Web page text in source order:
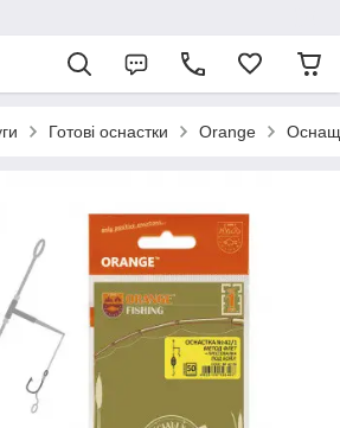
Готові оснастки Orange